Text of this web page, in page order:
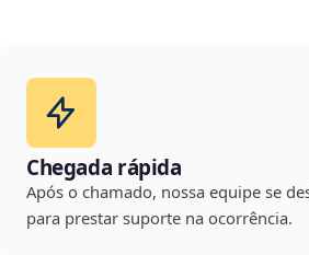
Chegada rápida
Após o chamado, nossa equipe se
para prestar suporte na ocorrência.